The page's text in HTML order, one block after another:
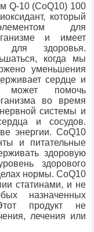
Q-10 (CoQ10) 100
который
для
и имеет
для здоровья.
когда мы
уменьшения
сердце и
может помочь
во время
системы и
и сосудов.
энергии. CoQ10
и питательные
здоровую
здорового
нормы. CoQ10
статинами, и не
назначенных
продукт не
лечения или